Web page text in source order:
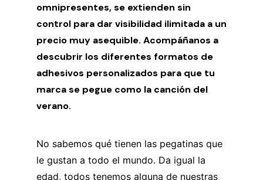
omnipresentes, se extienden sin
control para dar visibilidad ilimitada a un
precio muy asequible. Acompáñanos a
descubrir los diferentes formatos de
adhesivos personalizados para que tu
marca se pegue como la canción del
verano.
No sabemos qué tienen las pegatinas que
le gustan a todo el mundo. Da igual la
edad, todos tenemos alguna de nuestras